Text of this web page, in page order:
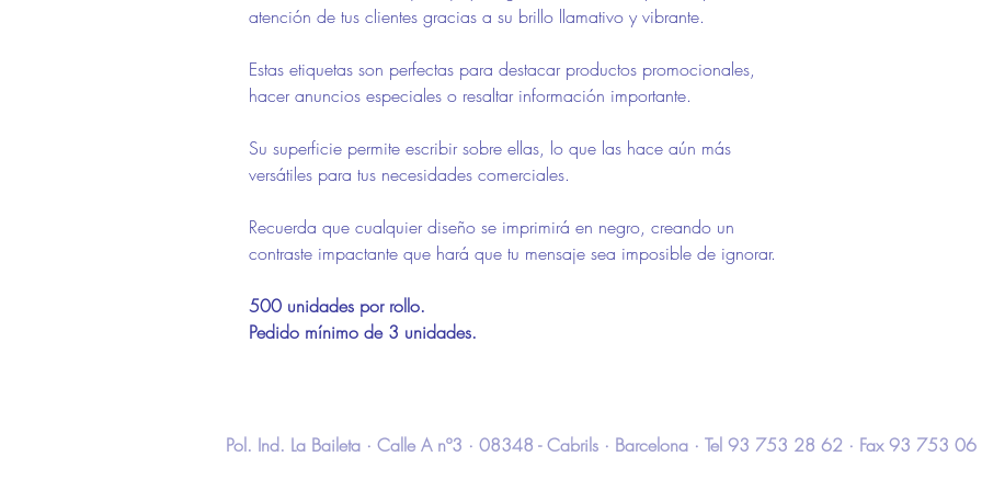
atención de tus clientes gracias a su brillo llamativo y vibrante.
Estas etiquetas son perfectas para destacar productos promocionales,
hacer anuncios especiales o resaltar información importante.
Su superficie permite escribir sobre ellas, lo que las hace aún más
versátiles para tus necesidades comerciales.
Recuerda que cualquier diseño se imprimirá en negro, creando un
contraste impactante que hará que tu mensaje sea imposible de ignorar.
500 unidades por rollo.
Pedido mínimo de 3 unidades.
Pol. Ind. La Baileta · Calle A nº3 · 08348 - Cabrils · Barcelona · Tel 93 753 28 62 · Fax 93 753